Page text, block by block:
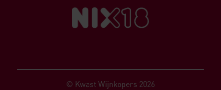
© Kwast Wijnkopers 2026